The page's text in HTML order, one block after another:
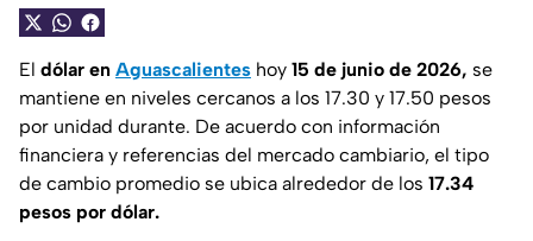
El dólar en Aguascalientes hoy 15 de junio de 2026, se
mantiene en niveles cercanos a los 17.30 y 17.50 pesos
por unidad durante. De acuerdo con información
financiera y referencias del mercado cambiario, el tipo
de cambio promedio se ubica alrededor de los 17.34
pesos por dólar.